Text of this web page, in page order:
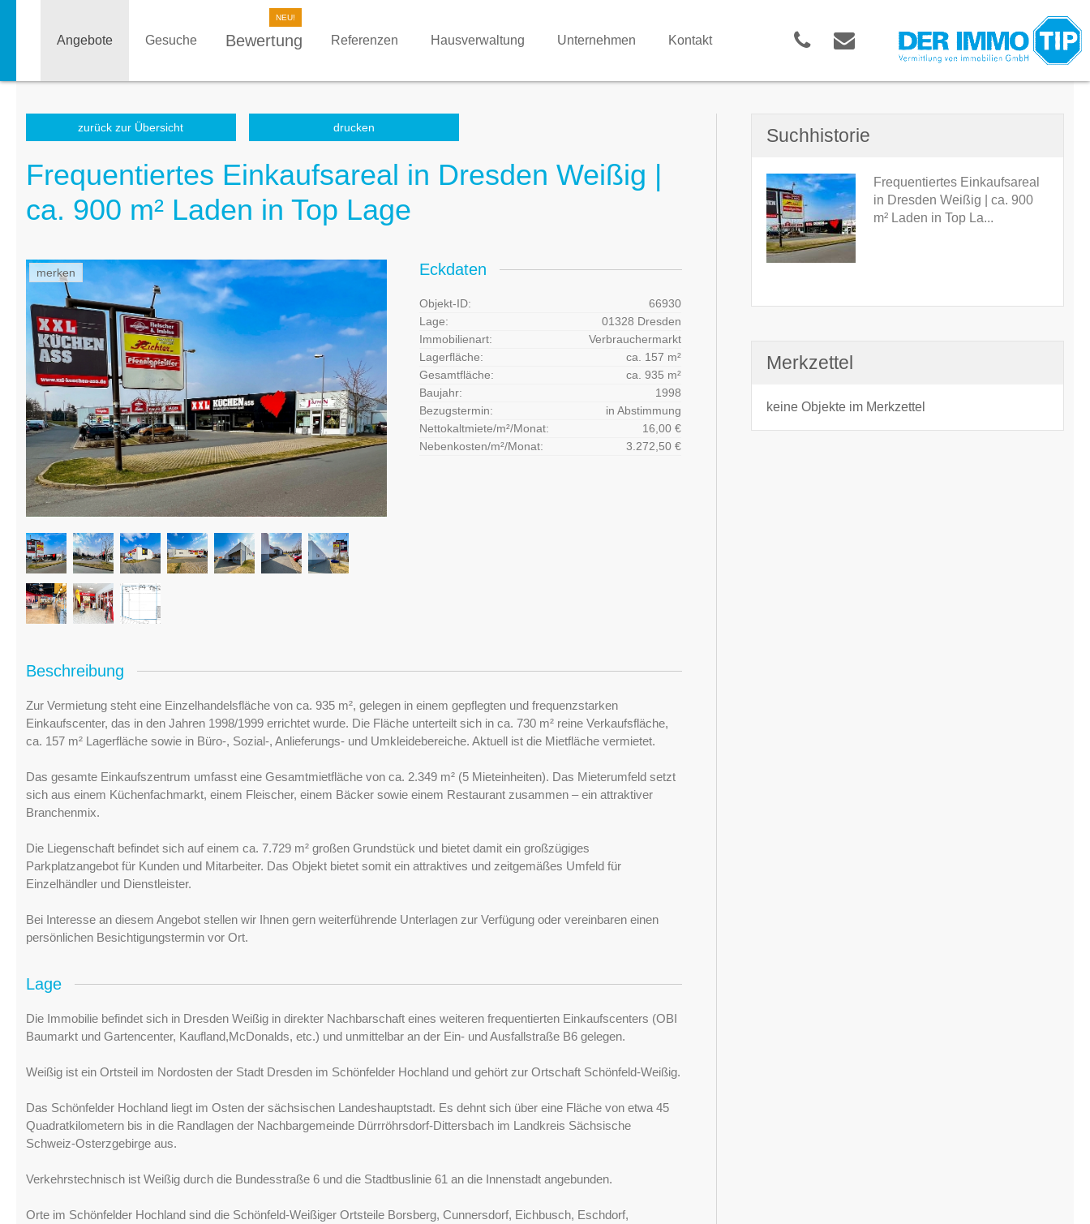
Angebote Gesuche Bewertung Referenzen Hausverwaltung Unternehmen Kontakt
zurück zur Übersicht drucken
Frequentiertes Einkaufsareal in Dresden Weißig |
ca. 900 m² Laden in Top Lage
merken Eckdaten
Objekt-ID:
66930
Lage:
01328 Dresden
Immobilienart:
Verbrauchermarkt
Lagerfläche:
ca. 157 m²
Gesamtfläche:
ca. 935 m²
Baujahr:
1998
Bezugstermin:
in Abstimmung
Nettokaltmiete/m²/Monat:
16,00 €
Nebenkosten/m²/Monat:
3.272,50 €
Beschreibung
Zur Vermietung steht eine Einzelhandelsfläche von ca. 935 m², gelegen in einem gepflegten und frequenzstarken
Einkaufscenter, das in den Jahren 1998/1999 errichtet wurde. Die Fläche unterteilt sich in ca. 730 m² reine Verkaufsfläche,
ca. 157 m² Lagerfläche sowie in Büro-, Sozial-, Anlieferungs- und Umkleidebereiche. Aktuell ist die Mietfläche vermietet.
Das gesamte Einkaufszentrum umfasst eine Gesamtmietfläche von ca. 2.349 m² (5 Mieteinheiten). Das Mieterumfeld setzt
sich aus einem Küchenfachmarkt, einem Fleischer, einem Bäcker sowie einem Restaurant zusammen – ein attraktiver
Branchenmix.
Die Liegenschaft befindet sich auf einem ca. 7.729 m² großen Grundstück und bietet damit ein großzügiges
Parkplatzangebot für Kunden und Mitarbeiter. Das Objekt bietet somit ein attraktives und zeitgemäßes Umfeld für
Einzelhändler und Dienstleister.
Bei Interesse an diesem Angebot stellen wir Ihnen gern weiterführende Unterlagen zur Verfügung oder vereinbaren einen
persönlichen Besichtigungstermin vor Ort.
Lage
Die Immobilie befindet sich in Dresden Weißig in direkter Nachbarschaft eines weiteren frequentierten Einkaufscenters (OBI
Baumarkt und Gartencenter, Kaufland,McDonalds, etc.) und unmittelbar an der Ein- und Ausfallstraße B6 gelegen.
Weißig ist ein Ortsteil im Nordosten der Stadt Dresden im Schönfelder Hochland und gehört zur Ortschaft Schönfeld-Weißig.
Das Schönfelder Hochland liegt im Osten der sächsischen Landeshauptstadt. Es dehnt sich über eine Fläche von etwa 45
Quadratkilometern bis in die Randlagen der Nachbargemeinde Dürrröhrsdorf-Dittersbach im Landkreis Sächsische
Schweiz-Osterzgebirge aus.
Verkehrstechnisch ist Weißig durch die Bundesstraße 6 und die Stadtbuslinie 61 an die Innenstadt angebunden.
Orte im Schönfelder Hochland sind die Schönfeld-Weißiger Ortsteile Borsberg, Cunnersdorf, Eichbusch, Eschdorf,
Suchhistorie
Frequentiertes Einkaufsareal
in Dresden Weißig | ca. 900
m² Laden in Top La...
Merkzettel
keine Objekte im Merkzettel